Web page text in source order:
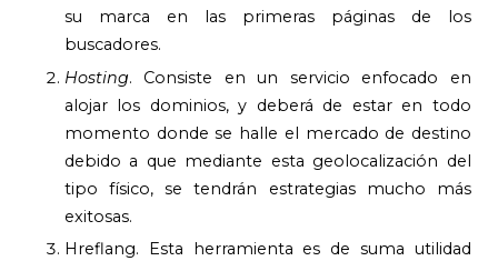
su marca en las primeras páginas de los
buscadores.
Hosting. Consiste en un servicio enfocado en
alojar los dominios, y deberá de estar en todo
momento donde se halle el mercado de destino
debido a que mediante esta geolocalización del
tipo físico, se tendrán estrategias mucho más
exitosas.
Hreflang. Esta herramienta es de suma utilidad